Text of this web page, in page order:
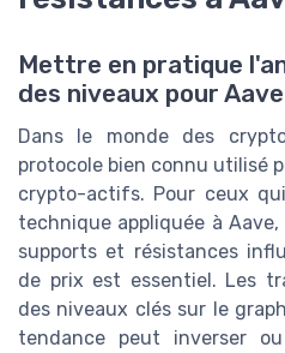
Mettre en pratique
des niveaux pour Aave
Dans le monde des
protocole bien connu utilisé
crypto-actifs. Pour ceux
technique appliquée à
supports et résistances
de prix est essentiel. Les
des niveaux clés sur le
tendance peut inverser